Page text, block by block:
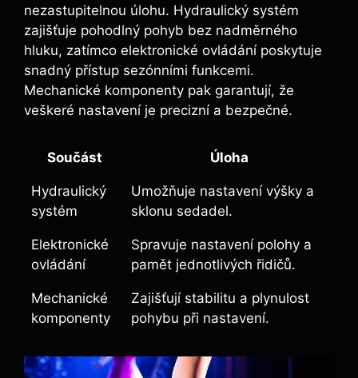
nezastupitelnou úlohu. Hydraulický systém
zajišťuje pohodlný pohyb bez nadměrného
hluku, zatímco elektronické ovládání poskytuje
snadný přístup sezónními funkcemi.
Mechanické komponenty pak garantují, že
veškeré nastavení je precizní a bezpečné.
Součást Úloha
Hydraulický
systém
Umožňuje nastavení výšky a
sklonu sedadel.
Elektronické
ovládání
Spravuje nastavení polohy a
pamět jednotlivých řidičů.
Mechanické
komponenty
Zajišťují stabilitu a plynulost
pohybu při nastavení.